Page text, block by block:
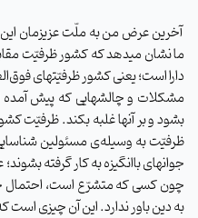
آخرین عرض من به ملّت عزیزمان
ما نشان میدهد که کشور ظرفیّت
دارا است؛ یعنی کشور ظرفیّتهای
مشکلات و چالشهایی که پیش
بشود و بر آنها غلبه بکند. ظرفیّت
ظرفیّت به وسیله‌ی مسئولین
جوانهای باانگیزه به کار گرفته
چون کسی که متشرّع است، احتمال
به دین باور ندارد. این آن چیزی است